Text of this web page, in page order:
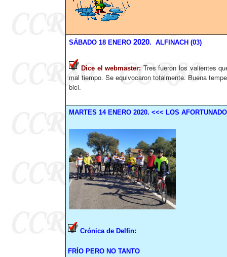
SÁBADO18ENERO 2020. ALFINACH (03)
Dice el webmaster: Tres fueron los valientes
mal tiempo. Se equivocaron totalmente. Buena
bici.
MARTES 14ENERO 2020. <<< LOS
Crónica de Delfin:
FRÍO PERO NO TANTO